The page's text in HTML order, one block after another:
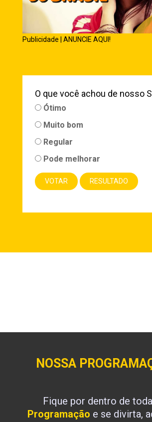
Publicidade | ANUNCIE AQUI!
O que você achou de nosso
Ótimo
Muito bom
Regular
Pode melhorar
NOSSA
Fique por dentro de
Programação e se divirta,